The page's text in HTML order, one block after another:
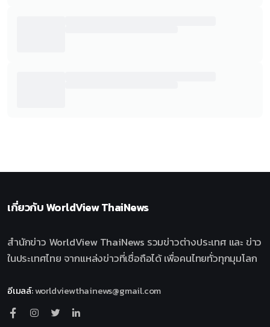
เกี่ยวกับWorldView ThaiNews
สำนักข่าว WorldView ThaiNews รวมข่าวต่างประเทศ และ ข่าว
ในประเทศไทย จากแหล่งข่าวที่เชื่อถือได้ เพื่อคนไทยทั่วทุกมุมโลก
อีเมลล์:worldviewthainews@gmail.com